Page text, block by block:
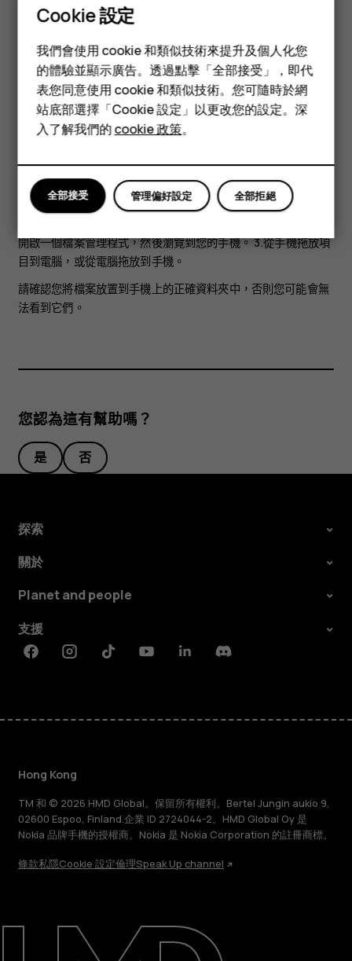
智慧型手機
功能型手機
配件
平板電腦
關於
維修、循環再用、回收再造
安裝應用程式的用戶文件。
重新啟用已停用的應用程式
您可以將已經停用的應用程式重新加入應用程式清單。
1.點選設定>應用程式和通知。 2.點選應用程式名稱。 3.點選
。
您可以在手機和電腦之間複製您所建立的相片、影片和其他內容
以進行展示或儲存。
開啟一個檔案管理程式，然後瀏覽到您的手機。 3.從手機拖放項
目到電腦，或從電腦拖放到手機。
請確認您將檔案放置到手機上的正確資料夾中，否則您可能會無
法看到它們。
您認為這有幫助嗎？
是 否
探索
關於
Planet and people
支援
FacebookInstagramTiktokYoutubeLinkedinDiscord
Hong Kong
TM 和 © 2026 HMD Global。保留所有權利。Bertel Jungin aukio 9,
02600 Espoo, Finland.企業 ID 2724044-2。HMD Global Oy 是
Nokia 品牌手機的授權商。Nokia 是 Nokia Corporation 的註冊商標。
條款私隱Cookie 設定倫理Speak Up channel
Cookie 設定
我們會使用 cookie 和類似技術來提升及個人化您
的體驗並顯示廣告。透過點擊「全部接受」，即代
表您同意使用 cookie 和類似技術。您可隨時於網
站底部選擇「Cookie 設定」以更改您的設定。深
入了解我們的cookie 政策。
全部拒絕
管理偏好設定
全部接受